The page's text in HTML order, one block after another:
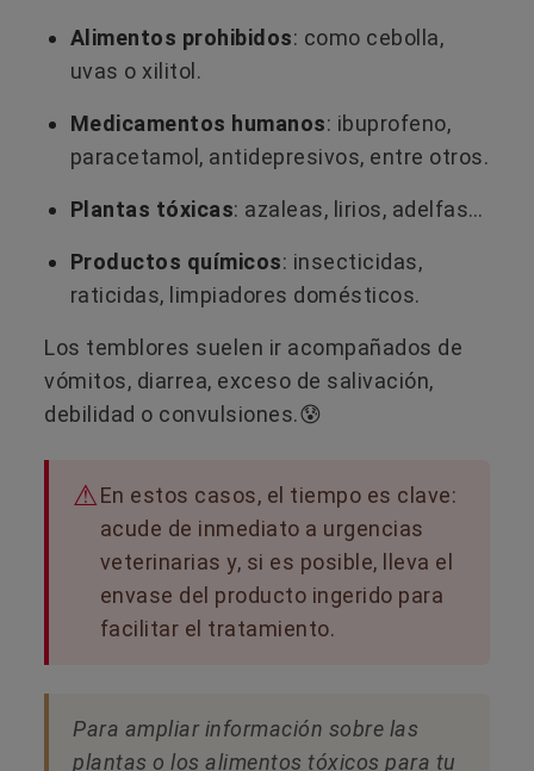
Alimentos prohibidos: como cebolla,
uvas o xilitol.
Medicamentos humanos: ibuprofeno,
paracetamol, antidepresivos, entre otros.
Plantas tóxicas: azaleas, lirios, adelfas…
Productos químicos: insecticidas,
raticidas, limpiadores domésticos.
Los temblores suelen ir acompañados de
vómitos, diarrea, exceso de salivación,
debilidad o convulsiones.😰
En estos casos, el tiempo es clave:
acude de inmediato a urgencias
veterinarias y, si es posible, lleva el
envase del producto ingerido para
facilitar el tratamiento.
Para ampliar información sobre las
plantas o los alimentos tóxicos para tu